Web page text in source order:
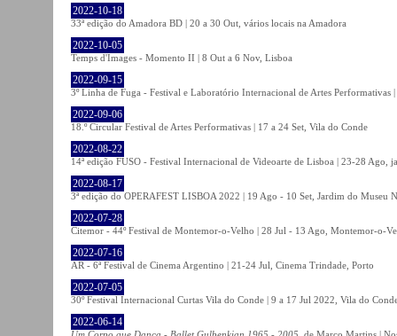
2022-10-18
33ª edição do Amadora BD | 20 a 30 Out, vários locais na Amadora
2022-10-05
Temps d'Images - Momento II | 8 Out a 6 Nov, Lisboa
2022-09-15
3º Linha de Fuga - Festival e Laboratório Internacional de Artes Performativas
2022-09-06
18.º Circular Festival de Artes Performativas | 17 a 24 Set, Vila do Conde
2022-08-22
14ª edição FUSO - Festival Internacional de Videoarte de Lisboa | 23-28 Ago,
2022-08-17
3ª edição do OPERAFEST LISBOA 2022 | 19 Ago - 10 Set, Jardim do Museu
2022-07-28
Citemor - 44º Festival de Montemor-o-Velho | 28 Jul - 13 Ago, Montemor-o-
2022-07-16
AR - 6ª Festival de Cinema Argentino | 21-24 Jul, Cinema Trindade, Porto
2022-07-05
30º Festival Internacional Curtas Vila do Conde | 9 a 17 Jul 2022, Vila do
2022-06-14